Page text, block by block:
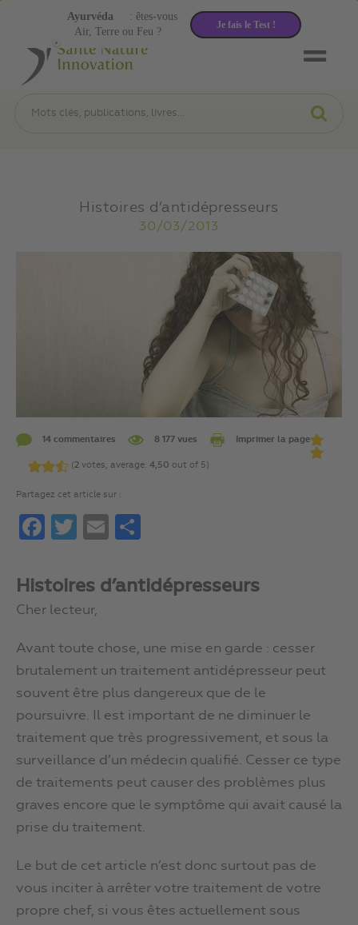
Histoires d’antidépresseurs
30/03/2013
14 commentaires 8 177 vues Imprimer la page
(2 votes, average: 4,50 out of 5)
Partagez cet article sur :
FacebookTwitterEmail
Histoires d’antidépresseurs
Cher lecteur,
Avant toute chose, une mise en garde : cesser
brutalement un traitement antidépresseur peut
souvent être plus dangereux que de le
poursuivre. Il est important de ne diminuer le
traitement que très progressivement, et sous la
surveillance d’un médecin qualifié. Cesser ce type
de traitements peut causer des problèmes plus
graves encore que le symptôme qui avait causé la
prise du traitement.
Le but de cet article n’est donc surtout pas de
vous inciter à arrêter votre traitement de votre
propre chef, si vous êtes actuellement sous
Air, Terre ou Feu ?
Ayurvéda : êtes-vous
Je fais le Test !